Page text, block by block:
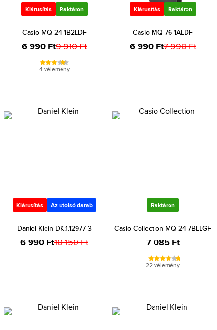
Kiárusítás Raktáron
Casio MQ-24-1B2LDF
6 990 Ft9 910 Ft
4 vélemény
Kiárusítás Raktáron
Casio MQ-76-1ALDF
6 990 Ft7 990 Ft
Kiárusítás Az utolsó darab
Daniel Klein DK.1.12977-3
6 990 Ft10 150 Ft
Raktáron
Casio Collection MQ-24-7BLLGF
7 085 Ft
22 vélemény